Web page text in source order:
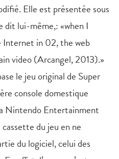
Elle est présentée sous
dit lui-même,: «when I
Internet in 02, the web
video (Arcangel, 2013).»
le jeu original de Super
console domestique
Nintendo Entertainment
du jeu en ne
du logiciel, celui des